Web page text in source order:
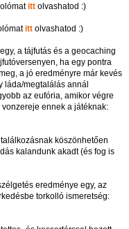
itt olvashatod :)
itt olvashatod :)
a tájfutás és a geocaching
ha egy pontra
a jó eredményre már kevés
láda/megtalálás annál
az eufória, amikor végre
ennek a játéknak:
köszönhetően
kalandunk akadt (és fog is
eredménye egy, az
torkolló ismeretség: